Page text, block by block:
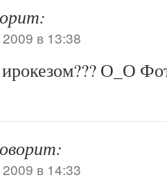
в 13:38
ирокезом??? О_О
в 14:33